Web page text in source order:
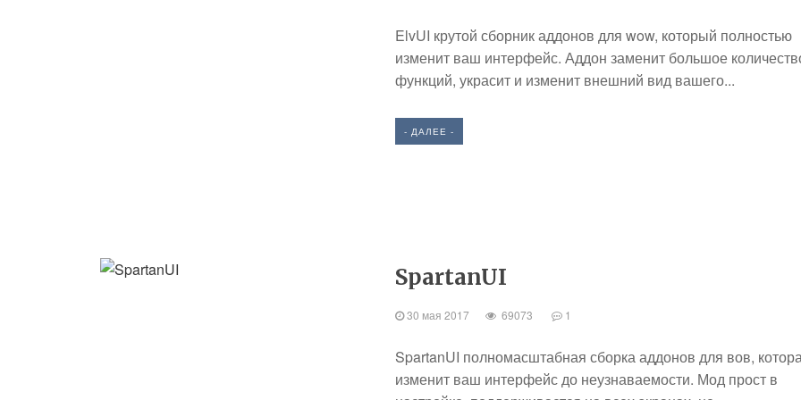
ElvUI крутой сборник аддонов для wow, который полностью
изменит ваш интерфейс. Аддон заменит большое
функций, украсит и изменит внешний вид вашего...
- ДАЛЕЕ -
SpartanUI
30 мая 2017 69073 1
SpartanUI полномасштабная сборка аддонов для вов,
изменит ваш интерфейс до неузнаваемости. Мод прост в